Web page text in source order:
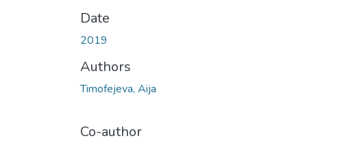
Date
2019
Authors
Timofejeva, Aija
Co-author